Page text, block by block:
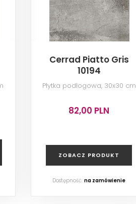
Cerrad Piatto Gris
10194
Płytka podłogowa, 30x30 cm
82,00 PLN
ZOBACZ PRODUKT
Dostępność:na zamówienie